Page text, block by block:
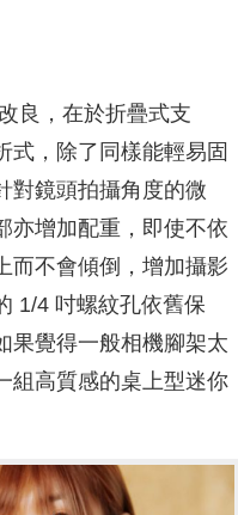
良，在於折疊式支
式，除了同樣能輕易固
對鏡頭拍攝角度的微
亦增加配重，即使不依
而不會傾倒，增加攝影
1/4 吋螺紋孔依舊保
果覺得一般相機腳架太
組高質感的桌上型迷你